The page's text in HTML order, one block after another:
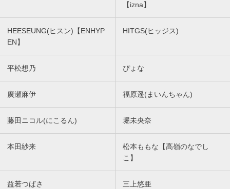
【izna】
HEESEUNG(ヒスン)【ENHYP
EN】
HITGS(ヒッジス)
平松想乃 ぴょな
廣瀬麻伊 福原遥(まいんちゃん)
藤田ニコル(にこるん) 堀未央奈
本田紗来
松本ももな【高嶺のなでし
こ】
益若つばさ 三上悠亜